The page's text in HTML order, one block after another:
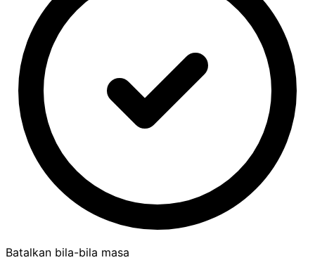
Batalkan bila-bila masa